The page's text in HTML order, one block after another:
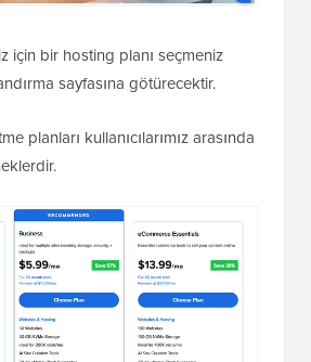
için bir hosting planı seçmeniz
sayfasına götürecektir.
planları kullanıcılarımız arasında